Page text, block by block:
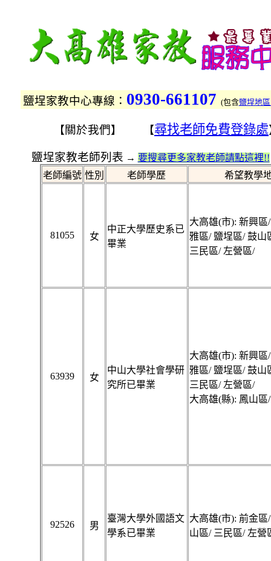
鹽埕家教中心專線： 0930-661107 (包含鹽埕地
【 關於我們 】 【尋找老師免費登錄處
鹽埕家教老師列表 → 要搜尋更多家教老師請點這裡!!
老師編號 性別 老師學歷 希望教學
81055 女
中正大學歷史系已
畢業
大高雄(市): 新興區
雅區/ 鹽埕區/ 鼓山
三民區/ 左營區/
63939 女
中山大學社會學研
究所已畢業
大高雄(市): 新興區
雅區/ 鹽埕區/ 鼓山
三民區/ 左營區/
大高雄(縣): 鳳山區/
92526 男
臺灣大學外國語文
學系已畢業
大高雄(市): 前金區
山區/ 三民區/ 左營